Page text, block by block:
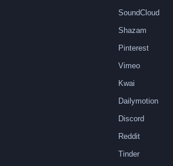
SoundCloud
Shazam
Pinterest
Vimeo
Kwai
Dailymotion
Discord
Reddit
Tinder